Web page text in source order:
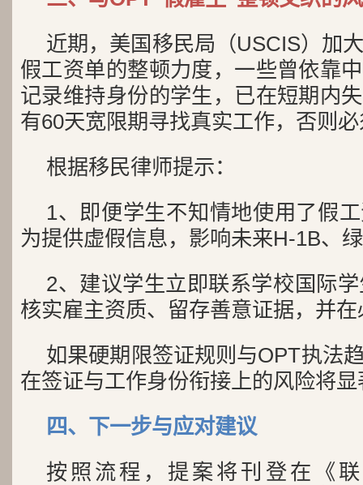
近期，美国移民局（USCIS）加
假工资单的整顿力度，一些曾依靠
记录维持身份的学生，已在短期内
有60天宽限期寻找真实工作，否则
根据移民律师提示：
1、即便学生不知情地使用了假
为提供虚假信息，影响未来H-1B、
2、建议学生立即联系学校国际
核实雇主资质、留存善意证据，并
如果硬期限签证规则与OPT执法
在签证与工作身份衔接上的风险将
四、下一步与应对建议
按照流程，提案将刊登在《